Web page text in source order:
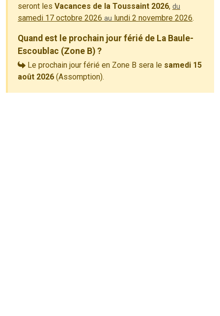
seront les Vacances de la Toussaint 2026, du
samedi 17 octobre 2026 au lundi 2 novembre 2026.
Quand est le prochain jour férié de La Baule-
Escoublac (Zone B) ?
Le prochain jour férié en Zone B sera le samedi 15
août 2026 (Assomption).